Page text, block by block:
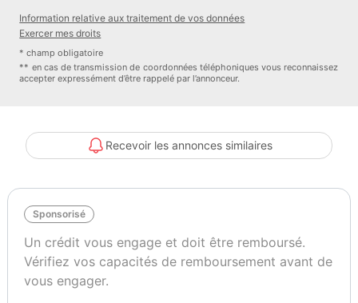
Information relative aux traitement de vos données
Exercer mes droits
* champ obligatoire
** en cas de transmission de coordonnées téléphoniques vous reconnaissez
accepter expressément d’être rappelé par l’annonceur.
Recevoir les annonces similaires
Sponsorisé
Un crédit vous engage et doit être remboursé.
Vérifiez vos capacités de remboursement avant de
vous engager.